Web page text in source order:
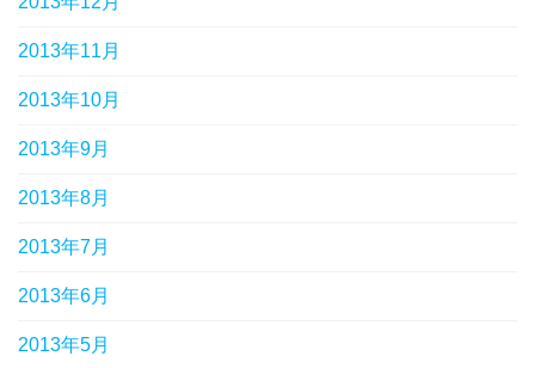
2013年11月
2013年10月
2013年9月
2013年8月
2013年7月
2013年6月
2013年5月